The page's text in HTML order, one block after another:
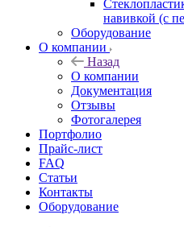
навивкой (с
Оборудование
О компании
Назад
О компании
Документация
Отзывы
Фотогалерея
Портфолио
Прайс-лист
FAQ
Статьи
Контакты
Оборудование